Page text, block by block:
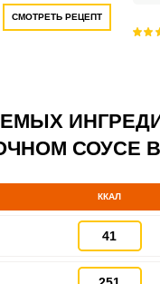
СМОТРЕТЬ РЕЦЕПТ
СОУСЕ
ККАЛ
41